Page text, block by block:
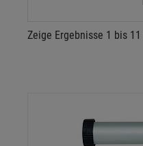
Zeige Ergebnisse 1 bis